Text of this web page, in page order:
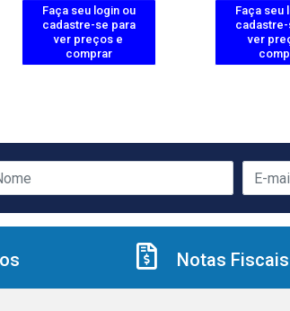
Faça seu login ou
cadastre-se para
ver preços e
comprar
Faça seu
ver
Notas Fiscais